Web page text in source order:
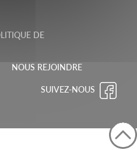
DE
NOUS REJOINDRE
SUIVEZ-NOUS